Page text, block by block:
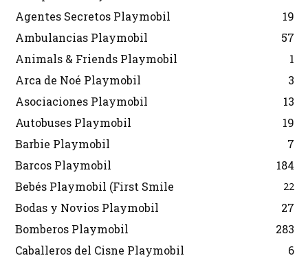
Agentes Secretos Playmobil
19
Ambulancias Playmobil
57
Animals & Friends Playmobil
1
Arca de Noé Playmobil
3
Asociaciones Playmobil
13
Autobuses Playmobil
19
Barbie Playmobil
7
Barcos Playmobil
184
Bebés Playmobil (First Smile
22
Bodas y Novios Playmobil
27
Bomberos Playmobil
283
Caballeros del Cisne Playmobil
6